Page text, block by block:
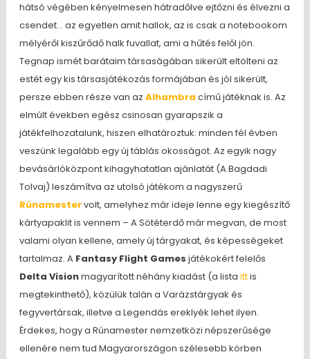
hátsó végében kényelmesen hátradőlve ejtőzni és élvezni a
csendet… az egyetlen amit hallok, az is csak a notebookom
mélyéről kiszűrődő halk fuvallat, ami a hűtés felől jön.
Tegnap ismét barátaim társaságában sikerült eltölteni az
estét egy kis társasjátékozás formájában és jól sikerült,
persze ebben része van az Alhambra című játéknak is. Az
elmúlt években egész csinosan gyarapszik a
játékfelhozatalunk, hiszen elhatároztuk: minden fél évben
veszünk legalább egy új táblás okosságot. Az egyik nagy
bevásárlóközpont kihagyhatatlan ajánlatát (A Bagdadi
Tolvaj) leszámítva az utolsó játékom a nagyszerű
Rúnamestervolt, amelyhez már ideje lenne egy kiegészítő
kártyapaklit is vennem – A Sötéterdő már megvan, de most
valami olyan kellene, amely új tárgyakat, és képességeket
tartalmaz. A Fantasy Flight Games játékokért felelős
Delta Visionmagyarított néhány kiadást (a lista ittis
megtekinthető), közülük talán a Varázstárgyak és
fegyvertársak, illetve a Legendás ereklyék lehet ilyen.
Érdekes, hogy a Rúnamester nemzetközi népszerűsége
ellenére nem tud Magyarországon szélesebb körben